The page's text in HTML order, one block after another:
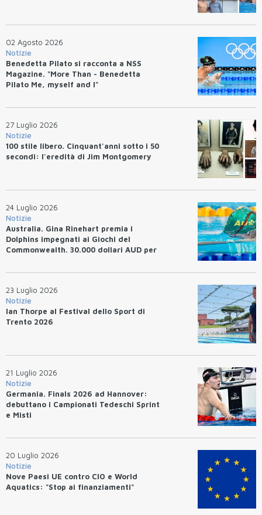
02 Agosto 2026
Notizie
Benedetta Pilato si racconta a NSS
Magazine. "More Than - Benedetta
Pilato Me, myself and I"
27 Luglio 2026
Notizie
100 stile libero. Cinquant'anni sotto i 50
secondi: l'eredità di Jim Montgomery
24 Luglio 2026
Notizie
Australia. Gina Rinehart premia i
Dolphins impegnati ai Giochi del
Commonwealth. 30.000 dollari AUD per
23 Luglio 2026
Notizie
Ian Thorpe al Festival dello Sport di
Trento 2026
21 Luglio 2026
Notizie
Germania. Finals 2026 ad Hannover:
debuttano i Campionati Tedeschi Sprint
e Misti
20 Luglio 2026
Notizie
Nove Paesi UE contro CIO e World
Aquatics: "Stop ai finanziamenti"